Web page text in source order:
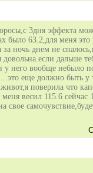
3дня эффекта
было 63.2,для меня это
ночь днем не
дальше
него вообще небыло
еще должно быть у
живот,я поверила что
весил 115.6 сейчас
свое самочувствие,бу